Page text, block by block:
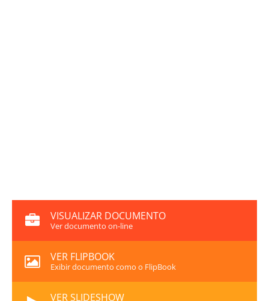
VISUALIZAR DOCUMENTO
Ver documento on-line
VER FLIPBOOK
Exibir documento como o FlipBook
VER SLIDESHOW